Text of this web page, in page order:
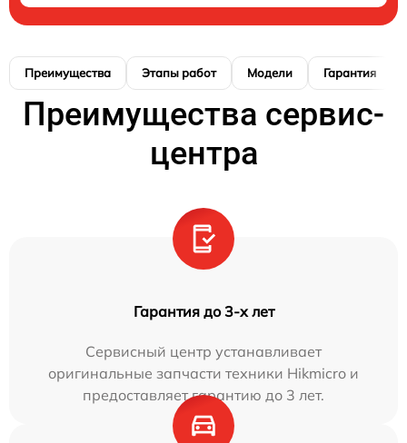
Преимущества Этапы работ Модели Гарантия
Преимущества сервис-
центра
Гарантия до 3-х лет
Сервисный центр устанавливает
оригинальные запчасти техники Hikmicro и
предоставляет гарантию до 3 лет.